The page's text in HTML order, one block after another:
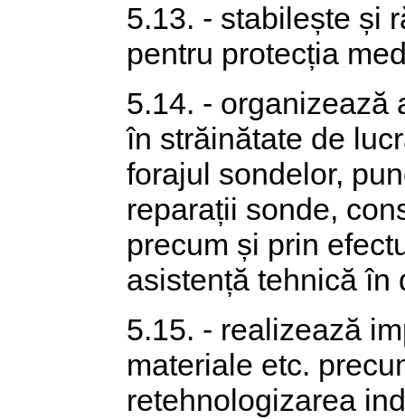
5.13. - stabilește și
pentru protecția
5.14. - organizează
în străinătate de
forajul sondelor,
reparații sonde,
precum și prin
asistență tehnică în
5.15. - realizează
materiale etc.
retehnologizarea